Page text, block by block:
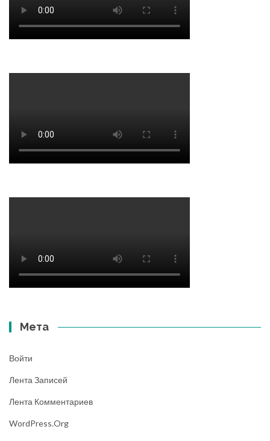
Мета
Войти
Лента Записей
Лента Комментариев
WordPress.org